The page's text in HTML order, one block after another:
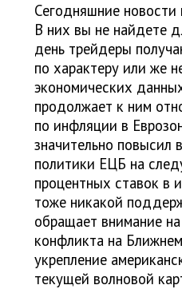
Сегодняшние новости
В них вы не найдете
день трейдеры
по характеру или же
экономических
продолжает к ним
по инфляции в
значительно повысил
политики ЕЦБ на
процентных ставок в
тоже никакой
обращает внимание
конфликта на
укрепление
текущей волновой